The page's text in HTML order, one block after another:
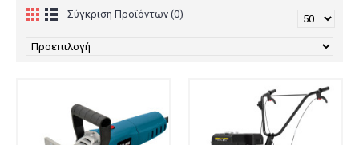
Σύγκριση Προϊόντων (0)